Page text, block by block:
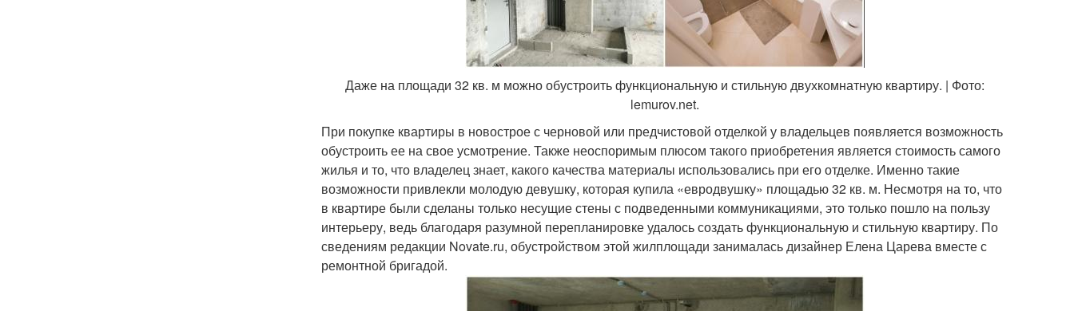
Даже на площади 32 кв. м можно обустроить функциональную и стильную двухкомнатную квартиру. | Фото:
lemurov.net.
При покупке квартиры в новострое с черновой или предчистовой отделкой у владельцев появляется возможность
обустроить ее на свое усмотрение. Также неоспоримым плюсом такого приобретения является стоимость самого
жилья и то, что владелец знает, какого качества материалы использовались при его отделке. Именно такие
возможности привлекли молодую девушку, которая купила «евродвушку» площадью 32 кв. м. Несмотря на то, что
в квартире были сделаны только несущие стены с подведенными коммуникациями, это только пошло на пользу
интерьеру, ведь благодаря разумной перепланировке удалось создать функциональную и стильную квартиру. По
сведениям редакции Novate.ru, обустройством этой жилплощади занималась дизайнер Елена Царева вместе с
ремонтной бригадой.